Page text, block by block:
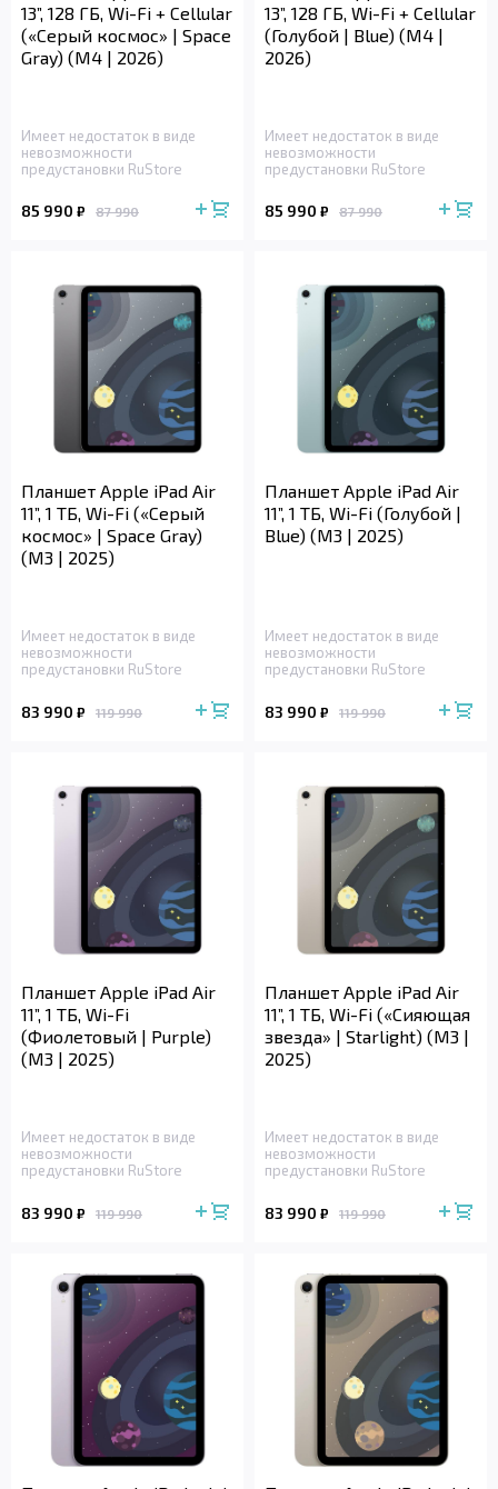
13”, 128 ГБ, Wi-Fi + Cellular
(«Серый космос» | Space
Gray) (M4 | 2026)
Имеет недостаток в виде
невозможности
предустановки RuStore
85 990 ₽ 87 990
13”, 128 ГБ, Wi-Fi + Cellular
(Голубой | Blue) (M4 |
2026)
Имеет недостаток в виде
невозможности
предустановки RuStore
85 990 ₽ 87 990
Планшет Apple iPad Air
11”, 1 ТБ, Wi-Fi («Серый
космос» | Space Gray)
(M3 | 2025)
Имеет недостаток в виде
невозможности
предустановки RuStore
83 990 ₽ 119 990
Планшет Apple iPad Air
11”, 1 ТБ, Wi-Fi (Голубой |
Blue) (M3 | 2025)
Имеет недостаток в виде
невозможности
предустановки RuStore
83 990 ₽ 119 990
Планшет Apple iPad Air
11”, 1 ТБ, Wi-Fi
(Фиолетовый | Purple)
(M3 | 2025)
Имеет недостаток в виде
невозможности
предустановки RuStore
83 990 ₽ 119 990
Планшет Apple iPad Air
11”, 1 ТБ, Wi-Fi («Сияющая
звезда» | Starlight) (M3 |
2025)
Имеет недостаток в виде
невозможности
предустановки RuStore
83 990 ₽ 119 990